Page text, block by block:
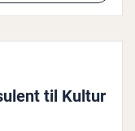
til Kultur